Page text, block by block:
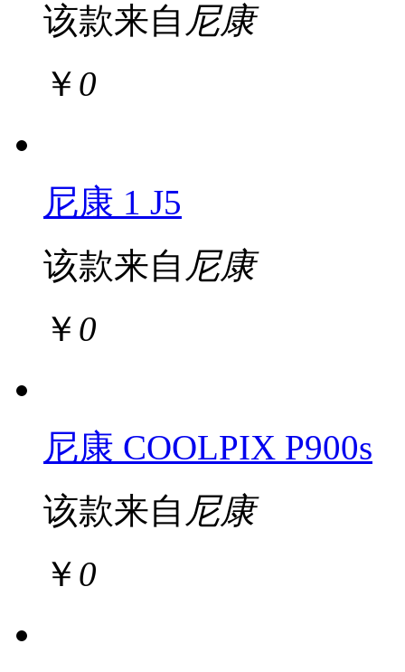
该款来自 尼康
￥ 0
尼康 1 J5
该款来自 尼康
￥ 0
尼康 COOLPIX P900s
该款来自 尼康
￥ 0